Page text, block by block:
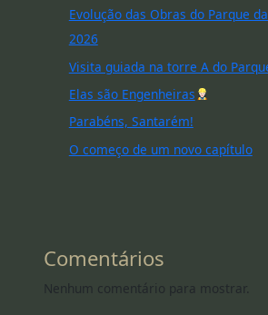
Evolução das Obras do Parque
2026
Visita guiada na torre A do
Elas são Engenheiras
Parabéns, Santarém!
O começo de um novo capítulo
Comentários
Nenhum comentário para mostrar.